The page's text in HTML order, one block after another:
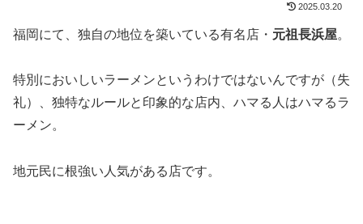
2025.03.20
福岡にて、独自の地位を築いている有名店・ 元祖長浜屋。
特別においしいラーメンというわけではないんですが（失
礼）、独特なルールと印象的な店内、ハマる人はハマるラ
ーメン。
地元民に根強い人気がある店です。